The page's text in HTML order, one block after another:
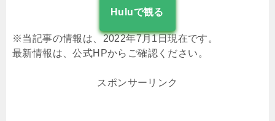
Huluで観る
※当記事の情報は、2022年7月1日現在です。
最新情報は、公式HPからご確認ください。
スポンサーリンク